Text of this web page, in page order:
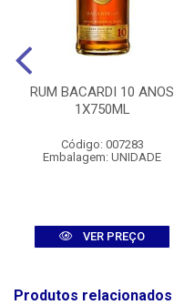
RUM BACARDI 10 ANOS
1X750ML
Código: 007283
Embalagem: UNIDADE
VER PREÇO
Produtos relacionados